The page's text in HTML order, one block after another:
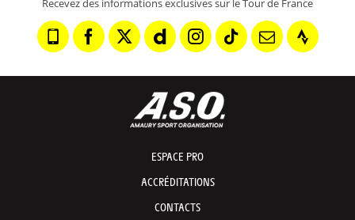
Recevez des informations exclusives sur le Tour de France
ESPACE PRO
ACCRÉDITATIONS
CONTACTS